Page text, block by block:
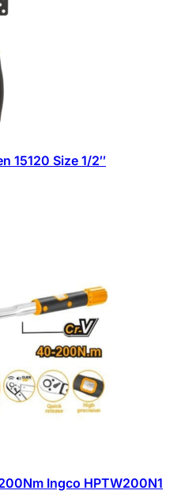
15120 Size 1/2″
Ingco HPTW200N1